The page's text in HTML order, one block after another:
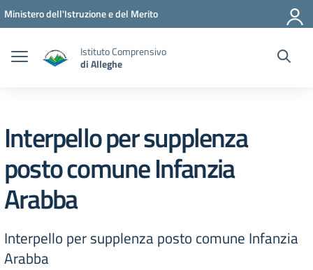
Vai ai contenuti
Vai al menu di navigazione
Vai al footer
Ministero dell'Istruzione e del Merito
Istituto Comprensivo
di Alleghe
Interpello per supplenza
posto comune Infanzia
Arabba
Interpello per supplenza posto comune Infanzia
Arabba